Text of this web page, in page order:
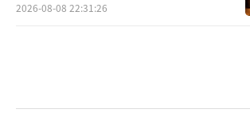
2026-08-08 22:31:26